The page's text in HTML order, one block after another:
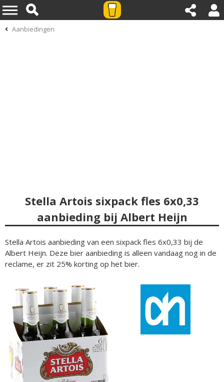
Aanbiedingen
Stella Artois sixpack fles 6x0,33
aanbieding bij Albert Heijn
Stella Artois aanbieding van een sixpack fles 6x0,33 bij de
Albert Heijn. Deze bier aanbieding is alleen vandaag nog in de
reclame, er zit 25% korting op het bier.